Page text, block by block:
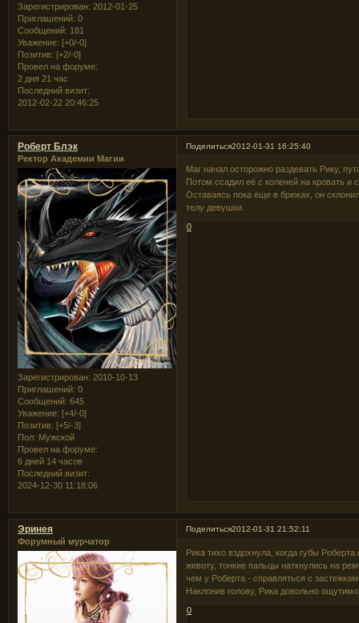
Зарегистрирован: 2012-01-25
Приглашений: 0
Сообщений: 181
Уважение: [+0/-0]
Позитив: [+2/-0]
Провел на форуме:
2 дня 21 час
Последний визит:
2012-02-22 20:46:25
Поделиться2012-01-31 16:25:40
Роберт Блэк
Ректор Академии Магии
Зарегистрирован: 2010-10-13
Приглашений: 0
Сообщений: 645
Уважение: [+4/-0]
Позитив: [+5/-3]
Пол: Мужской
Провел на форуме:
6 дней 14 часов
Последний визит:
2024-12-30 11:18:06
Маг начал осторожно раздевать Рику,
Потом ссадил её с коленей на кровать
Оставаясь пока еще в брюках, он
телу девушки.
0
Поделиться2012-01-31 21:52:11
Эринея
Форумный мурчатор
Рика тихо вздохнула, когда губы
животу, тонкие пальцы наткнулись на
чем у Роберта - справляться с
Наклонив голову, Рика довольно
0